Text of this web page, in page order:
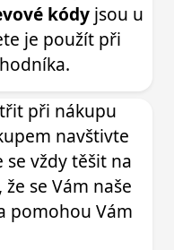
kódy jsou u
je použít při
při nákupu
navštivte
se vždy těšit na
se Vám naše
pomohou Vám